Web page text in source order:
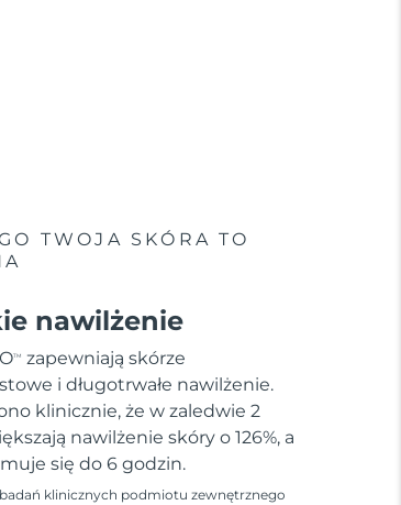
TWOJA SKÓRA TO
nawilżenie
TM
zapewniają skórze
i długotrwałe nawilżenie.
klinicznie, że w zaledwie 2
nawilżenie skóry o 126%, a
się do 6 godzin.
klinicznych podmiotu zewnętrznego